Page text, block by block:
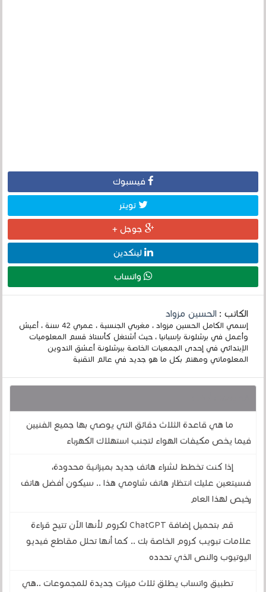
فيسبوك
تويتر
جوجل +
لينكدين
واتساب
الكاتب :الحسين مزواد
إسمي الكامل الحسين مزواد ، مغربي الجنسية ، عمري 42 سنة ، أعيش
وأعمل في برشلونة بإسبانيا ، حيث أشتغل كأستاذ قسم المعلوميات
الإبتدائي في إحدى الجمعيات الخاصة ببرشلونة أعشق التدوين
المعلوماتي ومهتم بكل ما هو جديد في عالم التقنية
ما هي قاعدة الثلاث دقائق التي يوصي بها جميع الفنيين
فيما يخص مكيفات الهواء لتجنب استهلاك الكهرباء
إذا كنت تخطط لشراء هاتف جديد بميزانية محدودة،
فسيتعين عليك انتظار هاتف شاومي هذا .. سيكون أفضل هاتف
رخيص لهذا العام
قم بتحميل إضافة ChatGPT لكروم لأنها الآن تتيح قراءة
علامات تبويب كروم الخاصة بك .. كما أنها تحلل مقاطع فيديو
اليوتيوب والنص الذي تحدده
تطبيق واتساب يطلق ثلاث ميزات جديدة للمجموعات ..هي